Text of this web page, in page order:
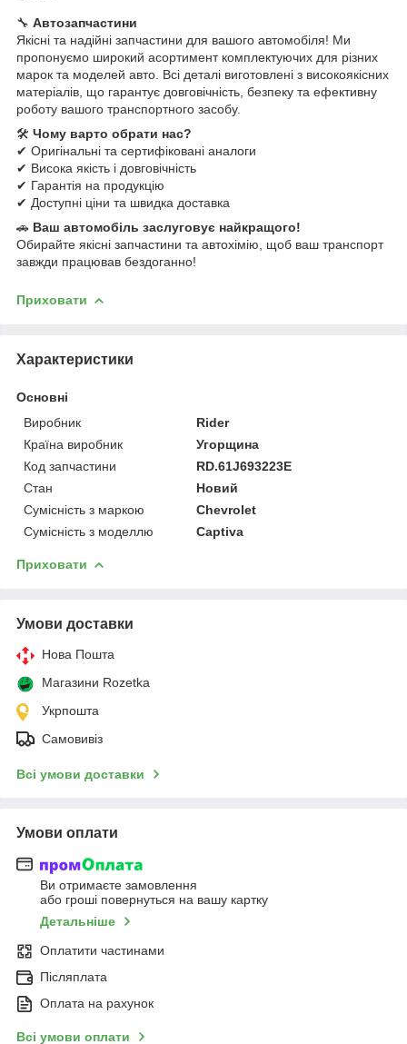
🔧 Автозапчастини
Якісні та надійні запчастини для вашого автомобіля! Ми
пропонуємо широкий асортимент комплектуючих для різних
марок та моделей авто. Всі деталі виготовлені з високоякісних
матеріалів, що гарантує довговічність, безпеку та ефективну
роботу вашого транспортного засобу.
🛠 Чому варто обрати нас?
✔ Оригінальні та сертифіковані аналоги
✔ Висока якість і довговічність
✔ Гарантія на продукцію
✔ Доступні ціни та швидка доставка
🚗 Ваш автомобіль заслуговує найкращого!
Обирайте якісні запчастини та автохімію, щоб ваш транспорт
завжди працював бездоганно!
Приховати
Характеристики
Основні
Виробник
Rider
Країна виробник
Угорщина
Код запчастини
RD.61J693223E
Стан
Новий
Сумісність з маркою
Chevrolet
Сумісність з моделлю
Captiva
Приховати
Умови доставки
Нова Пошта
Магазини Rozetka
Укрпошта
Самовивіз
Всі умови доставки
Умови оплати
Ви отримаєте замовлення
або гроші повернуться на вашу картку
Детальніше
Оплатити частинами
Післяплата
Оплата на рахунок
Всі умови оплати